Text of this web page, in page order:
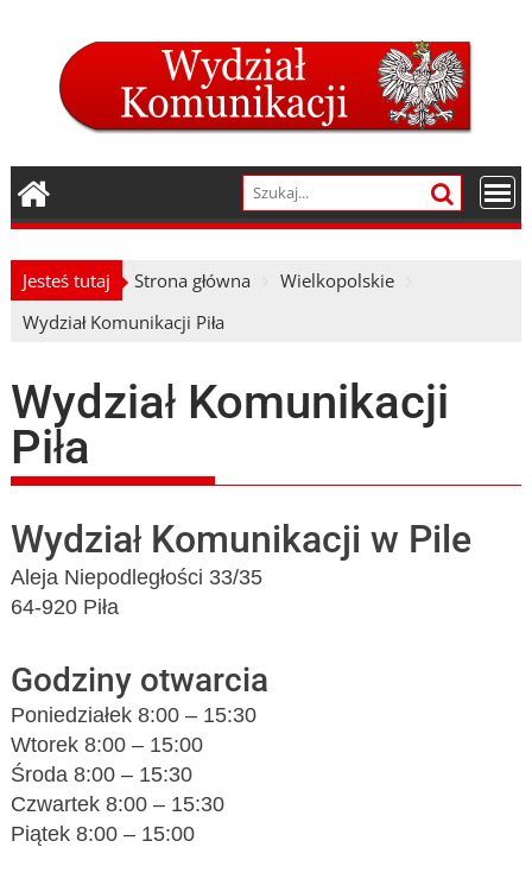
Jesteś tutaj Strona główna
Wielkopolskie
Wydział Komunikacji Piła
Wydział Komunikacji
Piła
Wydział Komunikacji w Pile
Aleja Niepodległości 33/35
64-920 Piła
Godziny otwarcia
Poniedziałek 8:00 – 15:30
Wtorek 8:00 – 15:00
Środa 8:00 – 15:30
Czwartek 8:00 – 15:30
Piątek 8:00 – 15:00